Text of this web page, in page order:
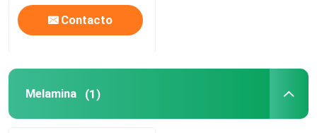
Contacto
Melamina (1)